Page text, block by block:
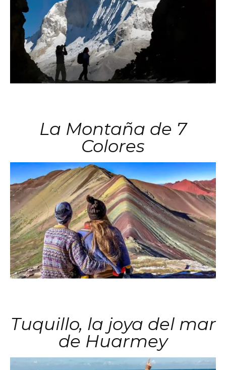
La Montaña de 7
Colores
Tuquillo, la joya del mar
de Huarmey